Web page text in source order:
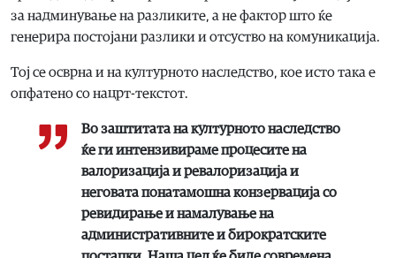
за надминување на разликите, а не фактор што ќе
генерира постојани разлики и отсуство на комуникација.
Тој се осврна и на културното наследство, кое исто така е
опфатено со нацрт-текстот.
Во заштитата на културното наследство
ќе ги интензивираме процесите на
валоризација и ревалоризација и
неговата понатамошна конзервација со
ревидирање и намалување на
административните и бирократските